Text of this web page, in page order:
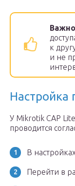
Важно
к
и не
Настройка
У Mikrotik CAP
проводится
В
Перейти в